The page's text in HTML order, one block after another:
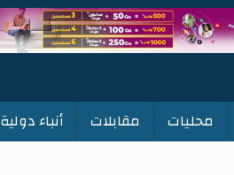
محليات مقابلات أنباء دولية